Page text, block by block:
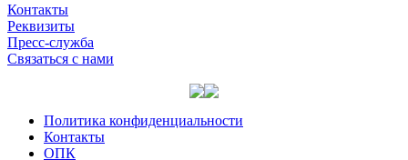
Контакты
Реквизиты
Пресс-служба
Связаться с нами
Политика конфиденциальности
Контакты
ОПК